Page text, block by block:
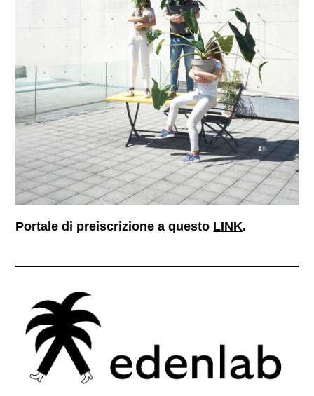
Portale di preiscrizione a questo LINK.